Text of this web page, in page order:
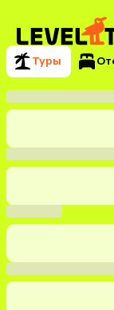
Туры